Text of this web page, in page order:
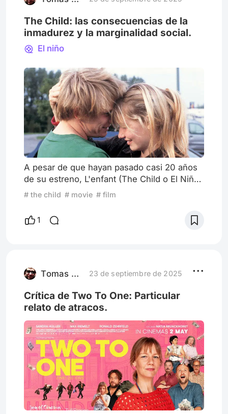
The Child: las consecuencias de la
inmadurez y la marginalidad social.
El niño
A pesar de que hayan pasado casi 20 años
de su estreno, L'enfant (The Child o El Niño)
resulta ser uno de los más devastadores
con tal maestría que estimula al debate
luego de su visionado. La ganadora de la
son llamados generalmente), pr
# the child # movie # film
1
Tomas Giaveno 23 de septiembre de 2025
Crítica de Two To One: Particular
relato de atracos.